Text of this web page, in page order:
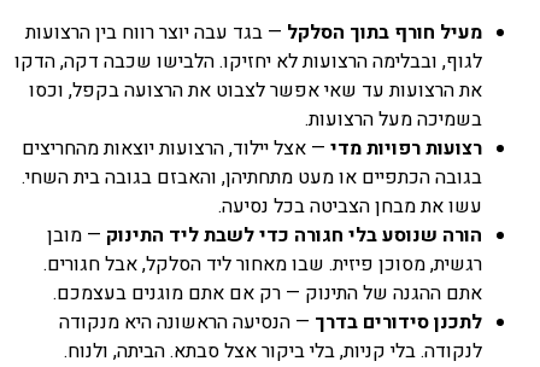
מעיל חורף בתוך הסלקל — בגד עבה יוצר רווח בין הרצועות
לגוף, ובבלימה הרצועות לא יחזיקו. הלבישו שכבה דקה, הדקו
את הרצועות עד שאי אפשר לצבוט את הרצועה בקפל, וכסו
בשמיכה מעל הרצועות.
רצועות רפויות מדי — אצל יילוד, הרצועות יוצאות מהחריצים
בגובה הכתפיים או מעט מתחתיהן, והאבזם בגובה בית השחי.
עשו את מבחן הצביטה בכל נסיעה.
הורה שנוסע בלי חגורה כדי לשבת ליד התינוק — מובן
רגשית, מסוכן פיזית. שבו מאחור ליד הסלקל, אבל חגורים.
אתם ההגנה של התינוק — רק אם אתם מוגנים בעצמכם.
לתכנן סידורים בדרך — הנסיעה הראשונה היא מנקודה
לנקודה. בלי קניות, בלי ביקור אצל סבתא. הביתה, ולנוח.